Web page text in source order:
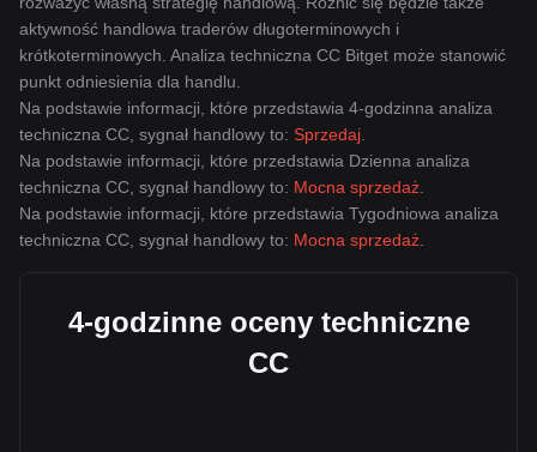
aktywność handlowa traderów długoterminowych i
krótkoterminowych. Analiza techniczna CC Bitget może stanowić
punkt odniesienia dla handlu.
Na podstawie informacji, które przedstawia 4-godzinna analiza
techniczna CC, sygnał handlowy to: Sprzedaj
Na podstawie informacji, które przedstawia Dzienna analiza
techniczna CC, sygnał handlowy to: Mocna sprzedaż
Na podstawie informacji, które przedstawia Tygodniowa analiza
techniczna CC, sygnał handlowy to: Mocna sprzedaż
4-godzinne oceny techniczne
CC